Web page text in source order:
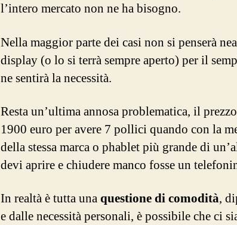
l’intero mercato non ne ha bisogno.
Nella maggior parte dei casi non si penserà
display (o lo si terrà sempre aperto) per il
ne sentirà la necessità.
Resta un’ultima annosa problematica, il
1900 euro per avere 7 pollici quando con la
della stessa marca o phablet più grande di
devi aprire e chiudere manco fosse un
In realtà è tutta unaquestione di comodità,
e dalle necessità personali, è possibile che ci